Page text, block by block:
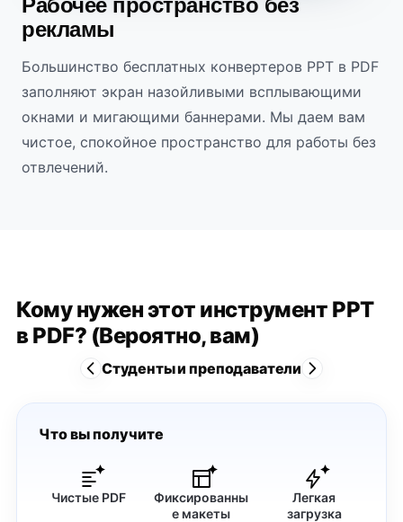
рекламы
Большинство бесплатных конвертеров PPT в PDF
заполняют экран назойливыми всплывающими
окнами и мигающими баннерами. Мы даем вам
чистое, спокойное пространство для работы без
отвлечений.
Кому нужен этот инструмент PPT
в PDF? (Вероятно, вам)
Студенты и преподаватели
Что вы получите
Чистые PDF
Фиксированны
е макеты
Легкая
загрузка